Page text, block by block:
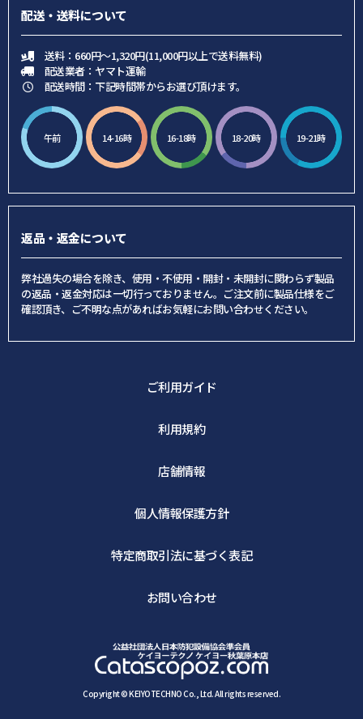
配送・送料について
送料：660円～1,320円(11,000円以上で送料無料)
配送業者：ヤマト運輸
配送時間：下記時間帯からお選び頂けます。
午前 14-16時 16-18時 18-20時 19-21時
返品・返金について
弊社過失の場合を除き、使用・不使用・開封・未開封に関わらず製品
の返品・返金対応は一切行っておりません。ご注文前に製品仕様をご
確認頂き、ご不明な点があればお気軽にお問い合わせください。
ご利用ガイド
利用規約
店舗情報
個人情報保護方針
特定商取引法に基づく表記
お問い合わせ
Copyright © KEIYOTECHNO Co., Ltd. All rights reserved.